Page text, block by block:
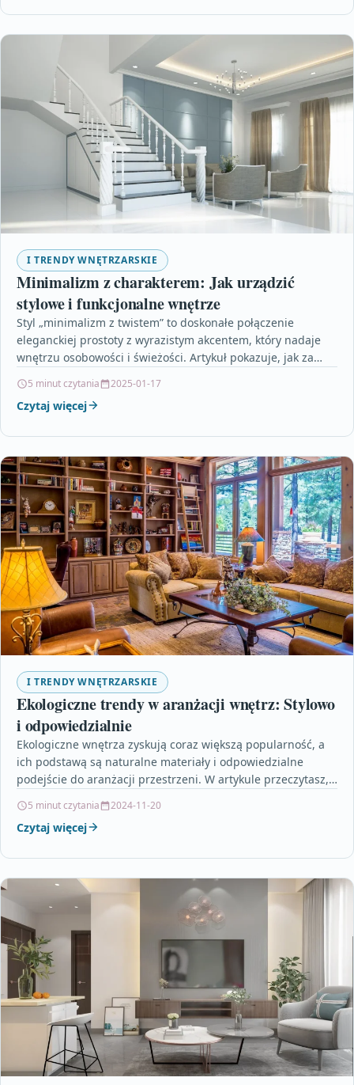
I TRENDY WNĘTRZARSKIE
Minimalizm z charakterem: Jak urządzić
stylowe i funkcjonalne wnętrze
Styl „minimalizm z twistem” to doskonałe połączenie
eleganckiej prostoty z wyrazistym akcentem, który nadaje
wnętrzu osobowości i świeżości. Artykuł pokazuje, jak za
5 minut czytania 2025-01-17
Czytaj więcej
I TRENDY WNĘTRZARSKIE
Ekologiczne trendy w aranżacji wnętrz: Stylowo
i odpowiedzialnie
Ekologiczne wnętrza zyskują coraz większą popularność, a
ich podstawą są naturalne materiały i odpowiedzialne
podejście do aranżacji przestrzeni. W artykule przeczytasz,
5 minut czytania 2024-11-20
Czytaj więcej